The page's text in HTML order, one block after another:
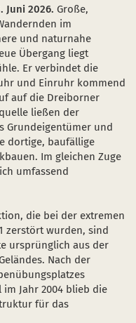
Juni 2026. Große,
im
und naturnahe
Übergang liegt
Er verbindet die
und Einruhr kommend
auf die Dreiborner
ließen der
Grundeigentümer und
dortige, baufällige
Im gleichen Zuge
umfassend
die bei der extremen
zerstört wurden, sind
ursprünglich aus der
Nach der
Jahr 2004 blieb die
für das